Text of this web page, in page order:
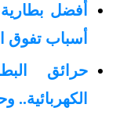
أفضل
أسباب تفوق
حرائق
الكهربائية..